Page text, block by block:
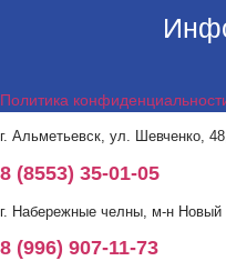
Политика
г. Альметьевск, ул. Шевченко,
8 (8553) 35-01-05
г. Набережные челны, м-н
8 (996) 907-11-73